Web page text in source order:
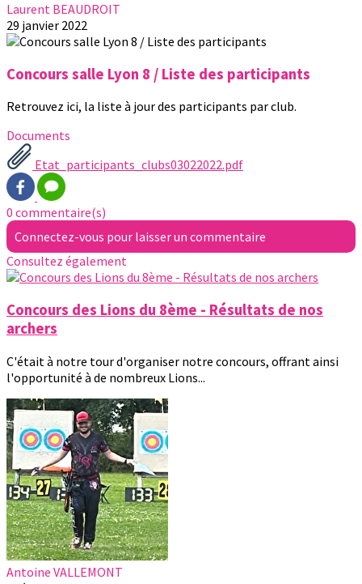
Laurent BEAUDROIT
29 janvier 2022
Concours salle Lyon 8 / Liste des participants
Retrouvez ici, la liste à jour des participants par club.
Documents
Etat_participants_clubs03022022.pdf
0 commentaire(s)
Connectez-vous pour laisser un commentaire
Consultez également
Concours des Lions du 8ème - Résultats de nos
archers
C'était à notre tour d'organiser notre concours, offrant ainsi
l'opportunité à de nombreux Lions...
Antoine VALLEMONT